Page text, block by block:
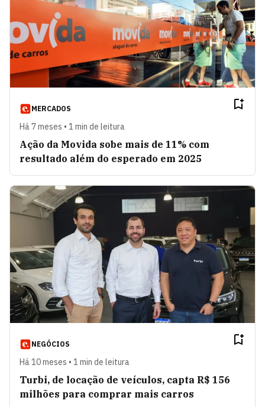
MERCADOS
Há 7 meses • 1 min de leitura
Ação da Movida sobe mais de 11% com
resultado além do esperado em 2025
NEGÓCIOS
Há 10 meses • 1 min de leitura
Turbi, de locação de veículos, capta R$ 156
milhões para comprar mais carros